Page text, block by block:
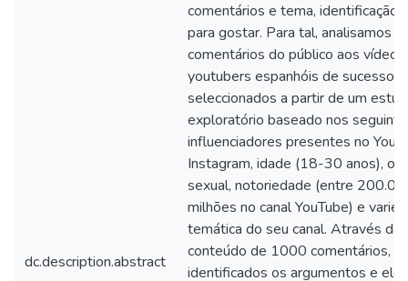
dc.description.abstract
comentários e tema, identificação
para gostar. Para tal, analisamos
comentários do público aos
youtubers espanhóis de sucesso,
seleccionados a partir de um
exploratório baseado nos
influenciadores presentes no
Instagram, idade (18-30 anos),
sexual, notoriedade (entre
milhões no canal YouTube) e
temática do seu canal. Através da
conteúdo de 1000 comentários,
identificados os argumentos e